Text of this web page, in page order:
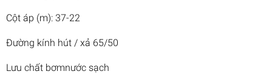
Cột áp (m): 37-22
Đường kính hút / xả 65/50
Lưu chất bơmnước sạch